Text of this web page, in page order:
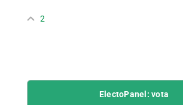
2
ElectoPanel: vota